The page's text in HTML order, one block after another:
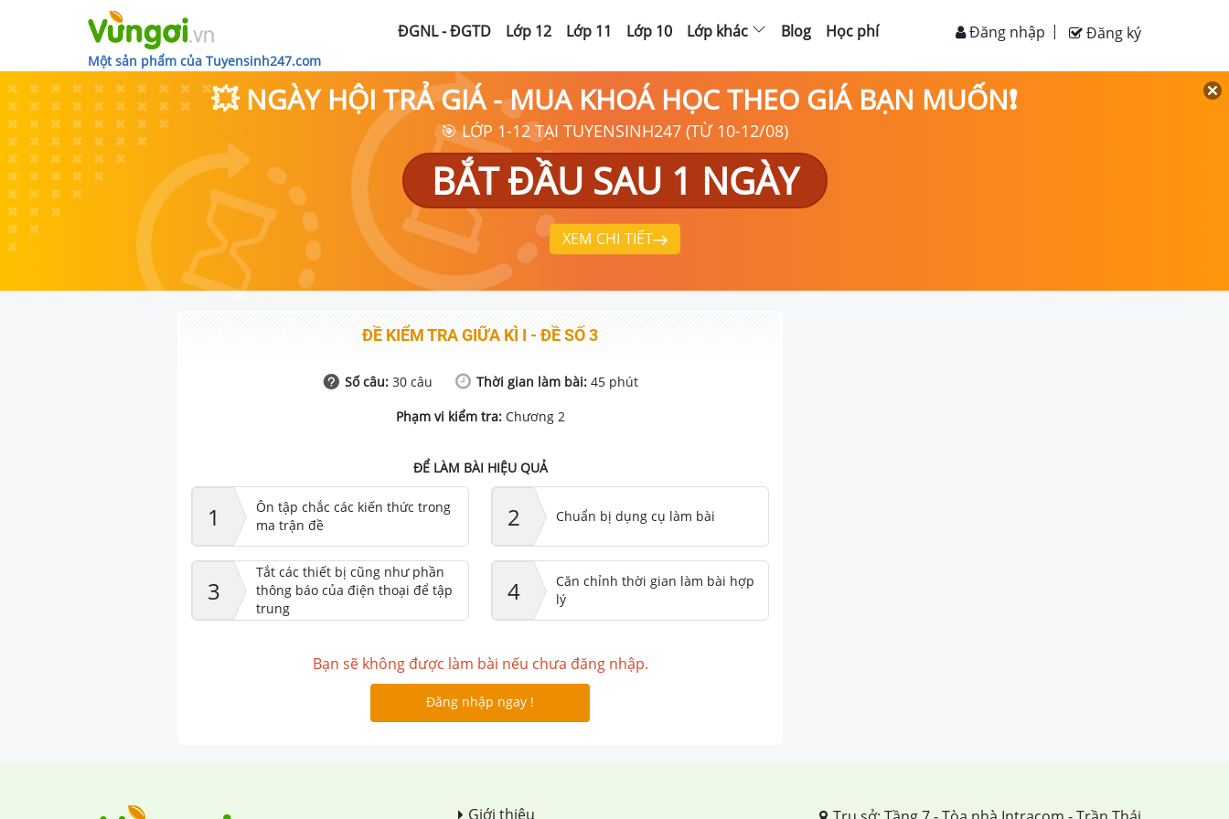
Một sản phẩm của Tuyensinh247.com
ĐGNL - ĐGTD Lớp 12 Lớp 11 Lớp 10 Lớp khác Blog Học phí Đăng ký
Đăng nhập
💥 NGÀY HỘI TRẢ GIÁ - MUA KHOÁ HỌC THEO GIÁ BẠN MUỐN❗
🎯 LỚP 1-12 TẠI TUYENSINH247 (TỪ 10-12/08)
BẮT ĐẦU SAU 1 NGÀY
XEM CHI TIẾT
ĐỀ KIỂM TRA GIỮA KÌ I - ĐỀ SỐ 3
Số câu: 30câu Thời gian làm bài: 45phút
Phạm vi kiểm tra: Chương 2
ĐỂ LÀM BÀI HIỆU QUẢ
1
Ôn tập chắc các kiến thức trong
ma trận đề
2 Chuẩn bị dụng cụ làm bài
3
Tắt các thiết bị cũng như phần
thông báo của điện thoại để tập
trung
4
Căn chỉnh thời gian làm bài hợp
lý
Bạn sẽ không được làm bài nếu chưa đăng nhập.
Đăng nhập ngay !
Giới thiệu